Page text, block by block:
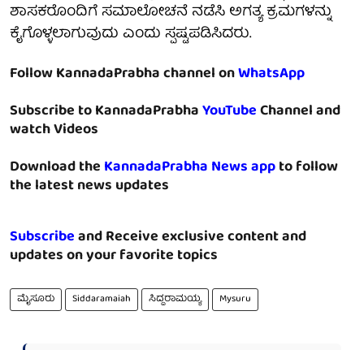
ಶಾಸಕರೊಂದಿಗೆ ಸಮಾಲೋಚನೆ ನಡೆಸಿ ಅಗತ್ಯ ಕ್ರಮಗಳನ್ನು
ಕೈಗೊಳ್ಳಲಾಗುವುದು ಎಂದು ಸ್ಪಷ್ಟಪಡಿಸಿದರು.
Follow KannadaPrabha channel onWhatsApp
Subscribe to KannadaPrabhaYouTubeChannel and
watch Videos
Download theKannadaPrabha News appto follow
the latest news updates
Subscribeand Receive exclusive content and
updates on your favorite topics
ಮೈಸೂರು Siddaramaiah ಸಿದ್ದರಾಮಯ್ಯ Mysuru